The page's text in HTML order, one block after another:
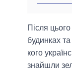
Після
будинках
кого
знайшли